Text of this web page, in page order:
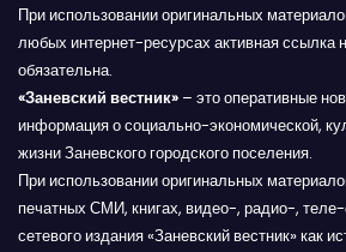
При использовании оригинальных
любых интернет-ресурсах активная
обязательна.
«Заневский вестник» – это оперативные
информация о социально-экономической,
жизни Заневского городского поселения.
При использовании оригинальных
печатных СМИ, книгах, видео-, радио-,
сетевого издания «Заневский вестник» как